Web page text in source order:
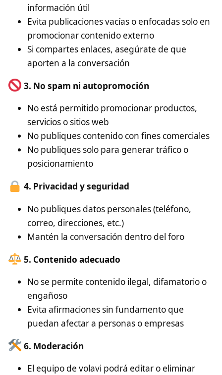
información útil
Evita publicaciones vacías o enfocadas solo en
promocionar contenido externo
Si compartes enlaces, asegúrate de que
aporten a la conversación
3. No spam ni autopromoción
No está permitido promocionar productos,
servicios o sitios web
No publiques contenido con fines comerciales
No publiques solo para generar tráfico o
posicionamiento
4. Privacidad y seguridad
No publiques datos personales (teléfono,
correo, direcciones, etc.)
Mantén la conversación dentro del foro
5. Contenido adecuado
No se permite contenido ilegal, difamatorio o
engañoso
Evita afirmaciones sin fundamento que
puedan afectar a personas o empresas
6. Moderación
El equipo de volavi podrá editar o eliminar